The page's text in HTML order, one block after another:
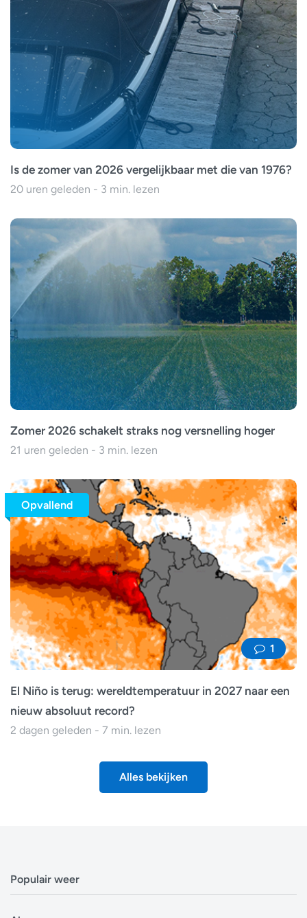
Is de zomer van 2026 vergelijkbaar met die van 1976?
20 uren geleden - 3 min. lezen
Zomer 2026 schakelt straks nog versnelling hoger
21 uren geleden - 3 min. lezen
1
Opvallend
El Niño is terug: wereldtemperatuur in 2027 naar een
nieuw absoluut record?
2 dagen geleden - 7 min. lezen
Alles bekijken
Populair weer